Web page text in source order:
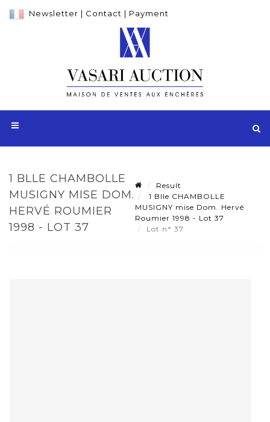
Newsletter | Contact | Payment
1 BLLE CHAMBOLLE
MUSIGNY MISE DOM.
HERVÉ ROUMIER
1998 - LOT 37
Result
1 Blle CHAMBOLLE
MUSIGNY mise Dom. Hervé
Roumier 1998 - Lot 37
Lot n° 37